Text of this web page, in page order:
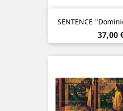
SENTENCE
Prix
37,00